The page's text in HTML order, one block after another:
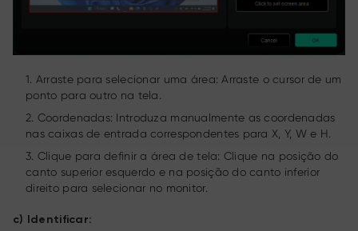
1. Arraste para selecionar uma área: Arraste o cursor de um
ponto para outro na tela.
2. Coordenadas: Introduza manualmente as coordenadas
nas caixas de entrada correspondentes para X, Y, W e H.
3. Clique para definir a área de tela: Clique na posição do
canto superior esquerdo e na posição do canto inferior
direito para selecionar no monitor.
c) Identificar: